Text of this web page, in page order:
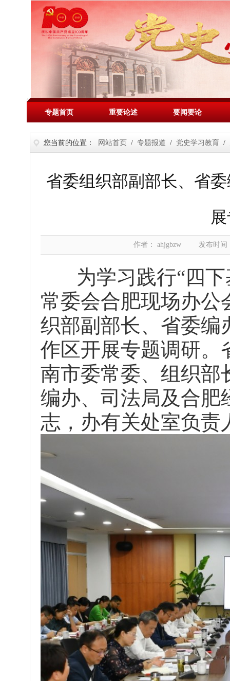
专题首页 重要论述 要闻要论
您当前的位置： 网站首页 / 专题报道 / 党史学习教育 /
省委组织部副部长、省
作者： ahjgbzw 发布时间
为学习践行“四下
常委会合肥现场办公
织部副部长、省委编
作区开展专题调研。
南市委常委、组织部
编办、司法局及合肥
志，办有关处室负责